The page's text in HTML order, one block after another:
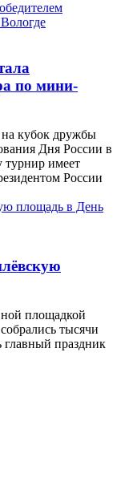
по мини-
кубок дружбы
Дня России в
турнир имеет
России
площадкой
тысячи
главный праздник